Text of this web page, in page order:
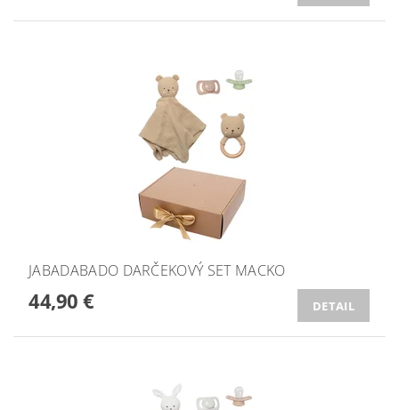
JABADABADO DARČEKOVÝ SET MACKO
44,90 € DETAIL